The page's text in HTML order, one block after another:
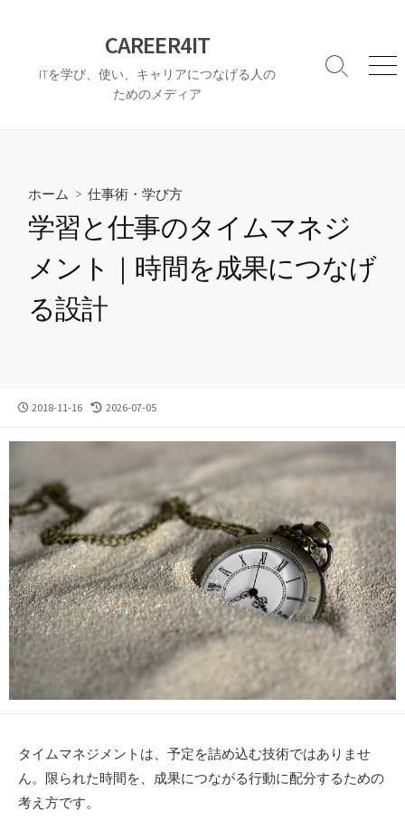
CAREER4IT
ITを学び、使い、キャリアにつなげる人の
ためのメディア
検
メ
ホーム > 仕事術・学び方
学習と仕事のタイムマネジ
メント｜時間を成果につなげ
る設計
公
日
2018-11-16
最
更
2026-07-05
タイムマネジメントは、予定を詰め込む技術ではありませ
ん。限られた時間を、成果につながる行動に配分するための
考え方です。